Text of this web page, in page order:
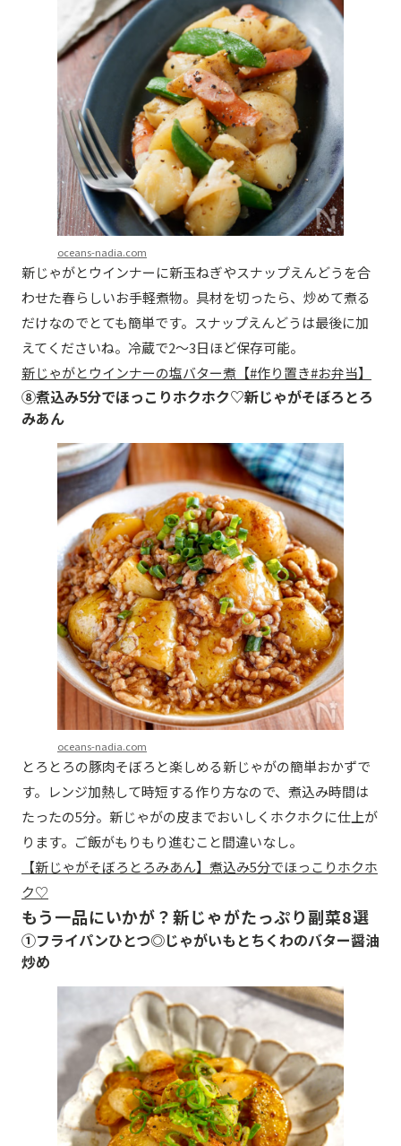
oceans-nadia.com
新じゃがとウインナーに新玉ねぎやスナップえんどうを合
わせた春らしいお手軽煮物。具材を切ったら、炒めて煮る
だけなのでとても簡単です。スナップえんどうは最後に加
えてくださいね。冷蔵で2～3日ほど保存可能。
新じゃがとウインナーの塩バター煮【#作り置き#お弁当】
⑧煮込み5分でほっこりホクホク♡新じゃがそぼろとろ
みあん
oceans-nadia.com
とろとろの豚肉そぼろと楽しめる新じゃがの簡単おかずで
す。レンジ加熱して時短する作り方なので、煮込み時間は
たったの5分。新じゃがの皮までおいしくホクホクに仕上が
ります。ご飯がもりもり進むこと間違いなし。
【新じゃがそぼろとろみあん】煮込み5分でほっこりホクホ
ク♡
もう一品にいかが？新じゃがたっぷり副菜8選
①フライパンひとつ◎じゃがいもとちくわのバター醤油
炒め